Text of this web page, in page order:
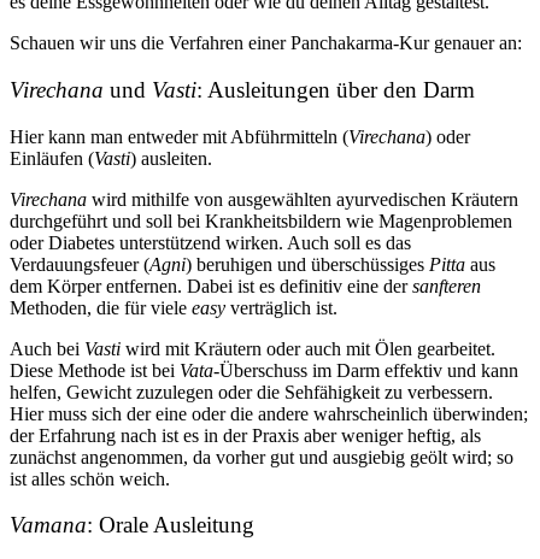
Schauen wir uns die Verfahren einer Panchakarma-Kur genauer an:
Virechana und Vasti: Ausleitungen über den Darm
Hier kann man entweder mit Abführmitteln (Virechana) oder
Einläufen (Vasti) ausleiten.
Virechana wird mithilfe von ausgewählten ayurvedischen Kräutern
durchgeführt und soll bei Krankheitsbildern wie Magenproblemen
oder Diabetes unterstützend wirken. Auch soll es das
Verdauungsfeuer (Agni) beruhigen und überschüssiges Pitta aus
dem Körper entfernen. Dabei ist es definitiv eine dersanfteren
Methoden, die für viele easy verträglich ist.
Auch bei Vasti wird mit Kräutern oder auch mit Ölen gearbeitet.
Diese Methode ist bei Vata-Überschuss im Darm effektiv und kann
helfen, Gewicht zuzulegen oder die Sehfähigkeit zu verbessern.
Hier muss sich der eine oder die andere wahrscheinlich überwinden;
der Erfahrung nach ist es in der Praxis aber weniger heftig, als
zunächst angenommen, da vorher gut und ausgiebig geölt wird; so
ist alles schön weich.
Vamana: Orale Ausleitung